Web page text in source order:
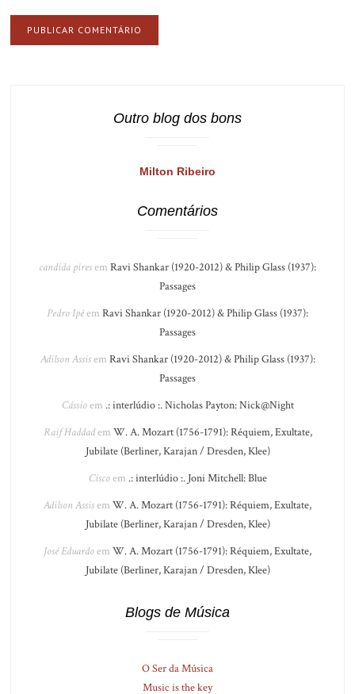
Outro blog dos bons
Milton Ribeiro
Comentários
candida piresem Ravi Shankar (1920-2012) & Philip Glass (1937):
Passages
Pedro Ipêem Ravi Shankar (1920-2012) & Philip Glass (1937):
Passages
Adilson Assisem Ravi Shankar (1920-2012) & Philip Glass (1937):
Passages
Cássioem .: interlúdio :. Nicholas Payton: Nick@Night
Raif Haddadem W. A. Mozart (1756-1791): Réquiem, Exultate,
Jubilate (Berliner, Karajan / Dresden, Klee)
Ciscoem .: interlúdio :. Joni Mitchell: Blue
Adilson Assisem W. A. Mozart (1756-1791): Réquiem, Exultate,
Jubilate (Berliner, Karajan / Dresden, Klee)
José Eduardoem W. A. Mozart (1756-1791): Réquiem, Exultate,
Jubilate (Berliner, Karajan / Dresden, Klee)
Blogs de Música
O Ser da Música
Music is the key